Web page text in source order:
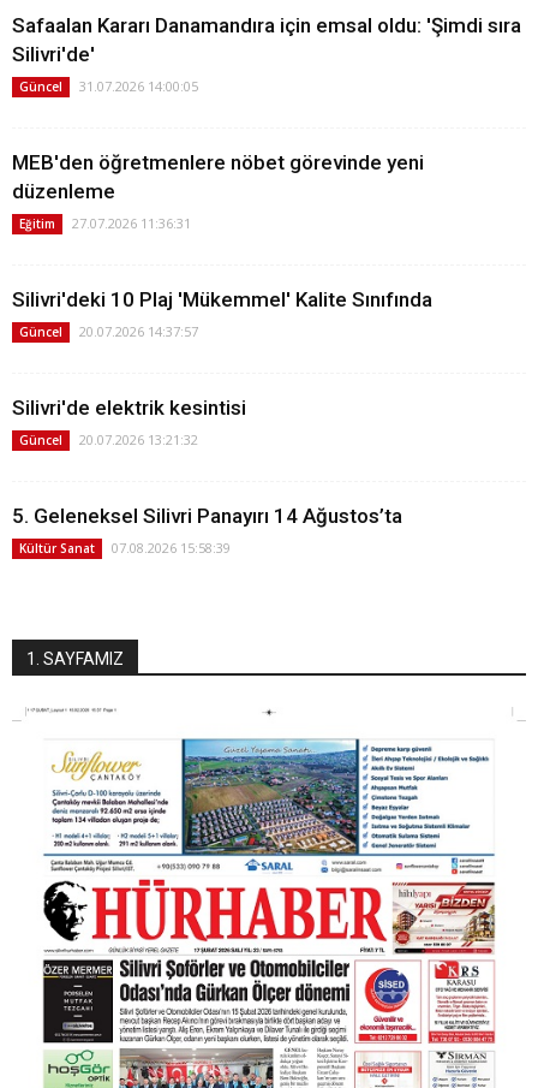
Safaalan Kararı Danamandıra için emsal oldu: 'Şimdi sıra
Silivri'de'
Güncel 31.07.2026 14:00:05
MEB'den öğretmenlere nöbet görevinde yeni
düzenleme
Eğitim 27.07.2026 11:36:31
Silivri'deki 10 Plaj 'Mükemmel' Kalite Sınıfında
Güncel 20.07.2026 14:37:57
Silivri'de elektrik kesintisi
Güncel 20.07.2026 13:21:32
5. Geleneksel Silivri Panayırı 14 Ağustos’ta
Kültür Sanat 07.08.2026 15:58:39
1. SAYFAMIZ